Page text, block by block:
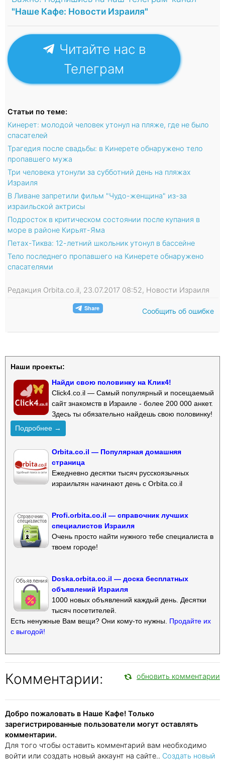
"Наше Кафе: Новости Израиля"
Читайте нас в
Телеграм
Статьи по теме:
Кинерет: молодой человек утонул на пляже, где не было
спасателей
Трагедия после свадьбы: в Кинерете обнаружено тело
пропавшего мужа
Три человека утонули за субботний день на пляжах
Израиля
В Ливане запретили фильм "Чудо-женщина" из-за
израильской актрисы
Подросток в критическом состоянии после купания в
море в районе Кирьят-Яма
Петах-Тиква: 12-летний школьник утонул в бассейне
Тело последнего пропавшего на Кинерете обнаружено
спасателями
Редакция Orbita.co.il, 23.07.2017 08:52, Новости Израиля
Сообщить об ошибке
Наши проекты:
Найди свою половинку на Клик4!
Click4.co.il — Самый популярный и посещаемый
сайт знакомств в Израиле - более 200 000 анкет.
Здесь ты обязательно найдешь свою половинку!
Подробнее →
Orbita.co.il — Популярная домашняя
страница
Ежедневно десятки тысяч русскоязычных
израильтян начинают день с Orbita.co.il
Profi.orbita.co.il — справочник лучших
специалистов Израиля
Очень просто найти нужного тебе специалиста в
твоем городе!
Doska.orbita.co.il — доска бесплатных
объявлений Израиля
1000 новых объявлений каждый день. Десятки
тысяч посетителей.
Есть ненужные Вам вещи? Они кому-то нужны. Продайте их
с выгодой!
Комментарии: обновить комментарии
Добро пожаловать в Наше Кафе! Только
зарегистрированные пользователи могут оставлять
комментарии.
Для того чтобы оставить комментарий вам необходимо
войти или создать новый аккаунт на сайте.. Создать новый